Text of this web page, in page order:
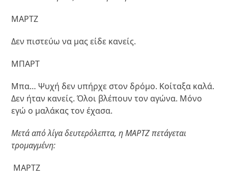
ΜΑΡΤΖ
Δεν πιστεύω να μας είδε κανείς.
ΜΠΑΡΤ
Μπα… Ψυχή δεν υπήρχε στον δρόμο. Κοίταξα καλά.
Δεν ήταν κανείς. Όλοι βλέπουν τον αγώνα. Μόνο
εγώ ο μαλάκας τον έχασα.
Μετά από λίγα δευτερόλεπτα, η ΜΑΡΤΖ πετάγεται
τρομαγμένη:
ΜΑΡΤΖ